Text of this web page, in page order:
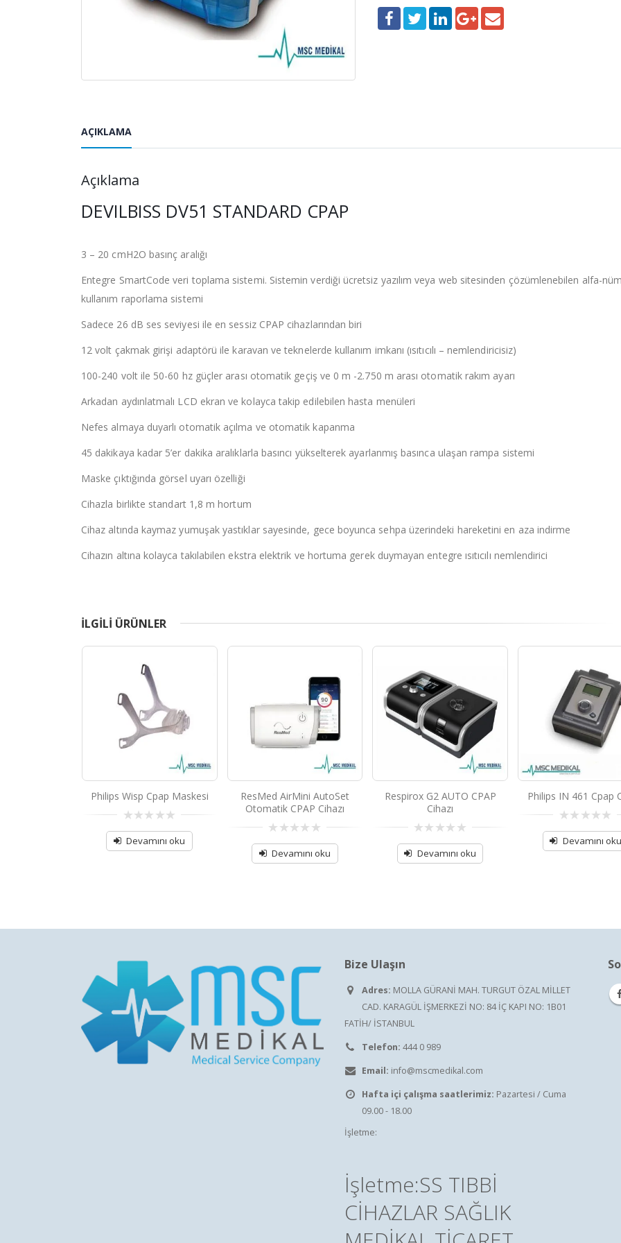
AÇIKLAMA
Açıklama
DEVILBISS DV51 STANDARD CPAP
3 – 20 cmH2O basınç aralığı
Entegre SmartCode veri toplama sistemi. Sistemin verdiği ücretsiz yazılım veya web sitesinden çözümlenebilen alfa-
kullanım raporlama sistemi
Sadece 26 dB ses seviyesi ile en sessiz CPAP cihazlarından biri
12 volt çakmak girişi adaptörü ile karavan ve teknelerde kullanım imkanı (ısıtıcılı – nemlendiricisiz)
100-240 volt ile 50-60 hz güçler arası otomatik geçiş ve 0 m -2.750 m arası otomatik rakım ayarı
Arkadan aydınlatmalı LCD ekran ve kolayca takip edilebilen hasta menüleri
Nefes almaya duyarlı otomatik açılma ve otomatik kapanma
45 dakikaya kadar 5’er dakika aralıklarla basıncı yükselterek ayarlanmış basınca ulaşan rampa sistemi
Maske çıktığında görsel uyarı özelliği
Cihazla birlikte standart 1,8 m hortum
Cihaz altında kaymaz yumuşak yastıklar sayesinde, gece boyunca sehpa üzerindeki hareketini en aza indirme
Cihazın altına kolayca takılabilen ekstra elektrik ve hortuma gerek duymayan entegre ısıtıcılı nemlendirici
ILGILI ÜRÜNLER
Philips Wisp Cpap Maskesi
0
out
of
Devamını oku
ResMed AirMini AutoSet
Otomatik CPAP Cihazı
0
out
of
Devamını oku
Respirox G2 AUTO CPAP
Cihazı
0
out
of
Devamını oku
Philips IN 461 Cpap
0
out
of
Devamını oku
Bize Ulaşın
Adres: MOLLA GÜRANİ MAH. TURGUT ÖZAL MİLLET
CAD. KARAGÜL İŞMERKEZİ NO: 84 İÇ KAPI NO: 1B01
FATİH/ İSTANBUL
Telefon: 444 0 989
Email: info@mscmedikal.com
Hafta içi çalışma saatlerimiz: Pazartesi / Cuma
09.00 - 18.00
İşletme:
İşletme:SS TIBBİ
CİHAZLAR SAĞLIK